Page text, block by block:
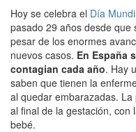
Hoy se celebra el Día
pasado 29 años desde que
pesar de los enormes
nuevos casos. En España
contagian cada año. Hay
saben que tienen la
al quedar embarazadas.
al final de la gestación, con
bebé.